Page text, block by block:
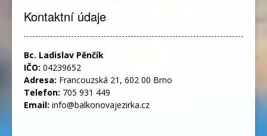
Kontaktní údaje
Bc. Ladislav Pěnčík
IČO: 04239652
Adresa: Francouzská 21, 602 00 Brno
Telefon: 705 931 449
Email: info@balkonovajezirka.cz